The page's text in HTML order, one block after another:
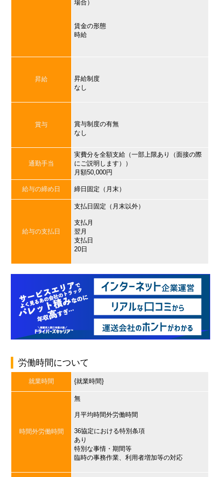
場合）
賃金の形態
時給
昇給
昇給制度
なし
賞与
賞与制度の有無
なし
通勤手当
実費分を全額支給（一部上限あり（面接の際
にご説明します））
月額50,000円
給与の締め日 締日固定（月末）
給与の支払日
支払日固定（月末以外）
支払月
翌月
支払日
20日
労働時間について
就業時間 {就業時間}
時間外労働時間
無
月平均時間外労働時間
36協定における特別条項
あり
特別な事情・期間等
臨時の事務作業、利用者増加等の対応